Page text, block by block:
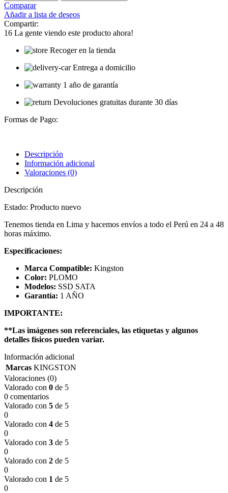
Comparar
Añadir a lista de deseos
Compartir:
16 La gente viendo este producto ahora!
Recoger en la tienda
Entrega a domicilio
1 año de garantía
Devoluciones gratuitas durante 30 días
Formas de Pago:
Descripción
Información adicional
Valoraciones (0)
Descripción
Estado: Producto nuevo
Tenemos tienda en Lima y hacemos envíos a todo el Perú en 24 a 48
horas máximo.
Especificaciones:
Marca Compatible: Kingston
Color: PLOMO
Modelos: SSD SATA
Garantía: 1 AÑO
IMPORTANTE:
**Las imágenes son referenciales, las etiquetas y algunos
detalles físicos pueden variar.
Información adicional
Marcas KINGSTON
Valoraciones (0)
Valorado con 0 de 5
0 comentarios
Valorado con 5 de 5
0
Valorado con 4 de 5
0
Valorado con 3 de 5
0
Valorado con 2 de 5
0
Valorado con 1 de 5
0